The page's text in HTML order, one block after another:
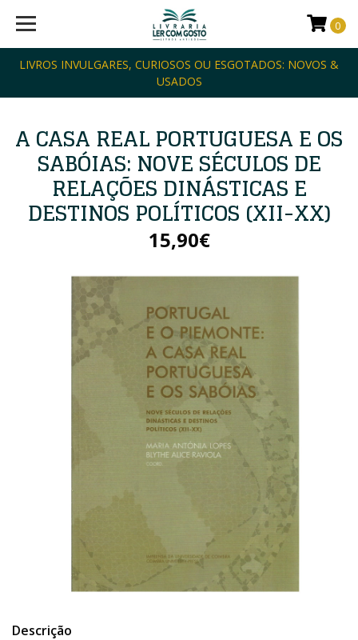
LIVROS INVULGARES, CURIOSOS OU ESGOTADOS: NOVOS &
USADOS
0
A CASA REAL PORTUGUESA E OS
SABÓIAS: NOVE SÉCULOS DE
RELAÇÕES DINÁSTICAS E
DESTINOS POLÍTICOS (XII-XX)
15,90€
Descrição